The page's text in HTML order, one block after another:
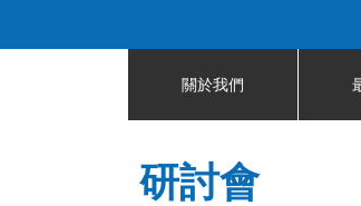
關於我們
研討會